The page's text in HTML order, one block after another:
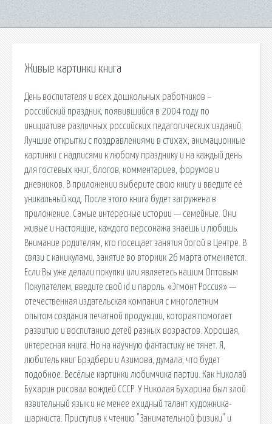
Живые картинки книга
День воспитателя и всех дошкольных работников –
российский праздник, появившийся в 2004 году по
инициативе различных российских педагогических изданий.
Лучшие открытки с поздравлениями в стихах, анимационные
картинки с надписями к любому празднику и на каждый день
для гостевых книг, блогов, комментариев, форумов и
дневников. В приложении выберите свою книгу и введите её
уникальный код. После этого книга будет загружена в
приложение. Самые интересные истории — семейные. Они
живые и настоящие, каждого персонажа знаешь и любишь.
Внимание родителям, кто посещает занятия йогой в Центре. В
связи с каникулами, занятие во вторник 26 марта отменяется.
Если Вы уже делали покупки или являетесь нашим Оптовым
Покупателем, введите свой id и пароль. «Эгмонт Россия» —
отечественная издательская компания с многолетним
опытом создания печатной продукции, которая помогает
развитию и воспитанию детей разных возрастов. Хорошая,
интересная книга. Но на научную фантастику не тянет. Я,
любитель книг Брэдбери и Азимова, думала, что будет
подобное. Весёлые картинки любимчика партии. Как Николай
Бухарин рисовал вождей СССР. У Николая Бухарина был злой
язвительный язык и не менее ехидный талант художника-
шаржиста. Приступив к чтению "Занимательной физики" и